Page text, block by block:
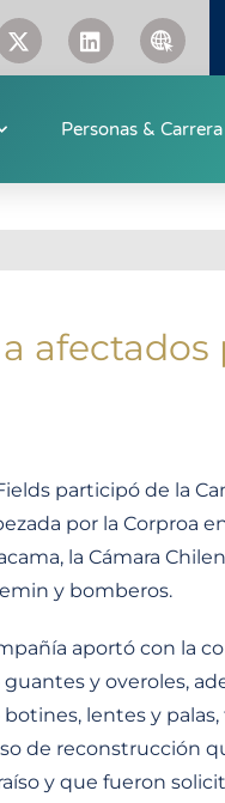
Personas & Carrera
participó de la
por la Corproa
la Cámara
y bomberos.
aportó con la
y overoles,
lentes y
de reconstrucción
y que fueron